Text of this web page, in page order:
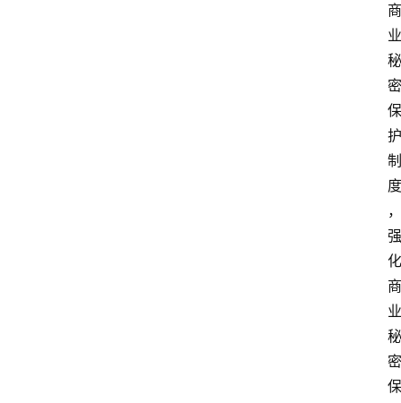
商
业
秘
密
保
护
制
度
，
强
化
商
业
秘
密
保